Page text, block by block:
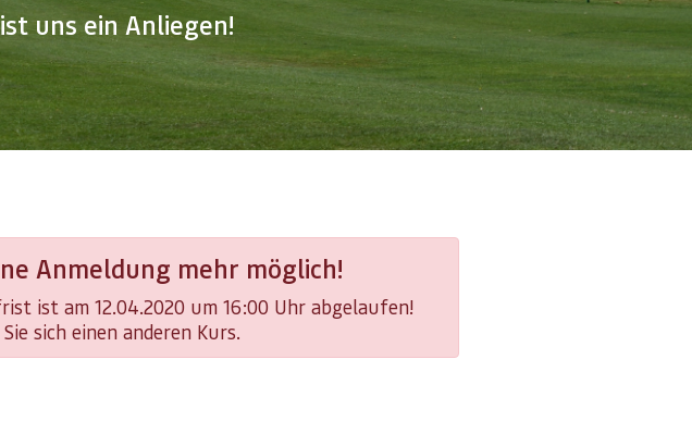
uns ein Anliegen!
Anmeldung mehr möglich!
ist am 12.04.2020 um 16:00 Uhr abgelaufen!
sich einen anderen Kurs.